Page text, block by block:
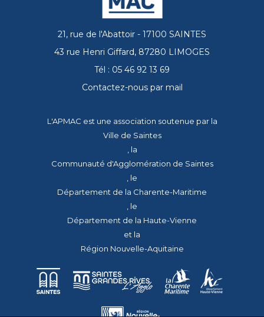
21, rue de l'Abattoir - 17100 SAINTES
43 rue Henri Giffard, 87280 LIMOGES
Tél : 05 46 92 13 69
Contactez-nous par mail
L'APMAC est une association soutenue par la
Ville de Saintes
, la
Communauté d'Agglomération de Saintes
, le
Département de la Charente-Maritime
, le
Département de la Haute-Vienne
et la
Région Nouvelle-Aquitaine